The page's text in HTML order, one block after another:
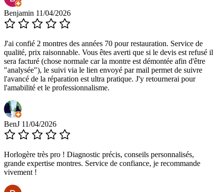
Benjamin 11/04/2026
J'ai confié 2 montres des années 70 pour restauration. Service de
qualité, prix raisonnable. Vous êtes averti que si le devis est refusé il
sera facturé (chose normale car la montre est démontée afin d'être
"analysée"), le suivi via le lien envoyé par mail permet de suivre
l'avancé de la réparation est ultra pratique. J'y retournerai pour
l'amabilité et le professionnalisme.
BenJ 11/04/2026
Horlogère très pro ! Diagnostic précis, conseils personnalisés,
grande expertise montres. Service de confiance, je recommande
vivement !